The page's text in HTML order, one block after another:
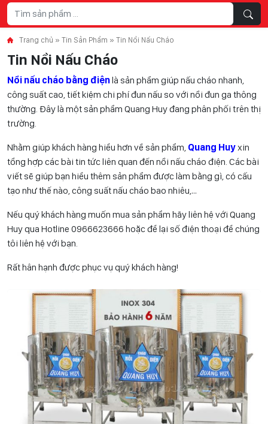
Skip to content
Trang chủ » Tin Sản Phẩm » Tin Nồi Nấu Cháo
Tin Nồi Nấu Cháo
Nồi nấu cháo bằng điệnlà sản phẩm giúp nấu cháo nhanh,
công suất cao, tiết kiệm chi phí đun nấu so với nồi đun ga thông
thường. Đây là một sản phẩm Quang Huy đang phân phối trên thị
trường.
Nhằm giúp khách hàng hiểu hơn về sản phẩm, Quang Huyxin
tổng hợp các bài tin tức liên quan đến nồi nấu cháo điện. Các bài
viết sẽ giúp bạn hiểu thêm sản phẩm được làm bằng gì, có cấu
tạo như thế nào, công suất nấu cháo bao nhiêu,…
Nếu quý khách hàng muốn mua sản phẩm hãy liên hệ với Quang
Huy qua Hotline 0966623666 hoặc để lại số điện thoại để chúng
tôi liên hệ với bạn.
Rất hân hạnh được phục vụ quý khách hàng!